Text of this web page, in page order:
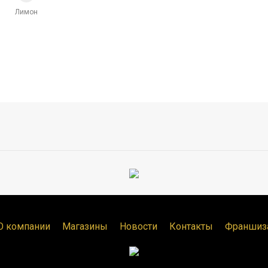
Лимон
компании Магазины Новости Контакты